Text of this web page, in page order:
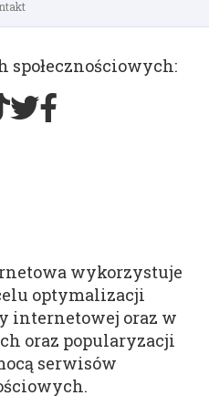
społecznościowych:
wykorzystuje
optymalizacji
internetowej oraz w
oraz popularyzacji
serwisów